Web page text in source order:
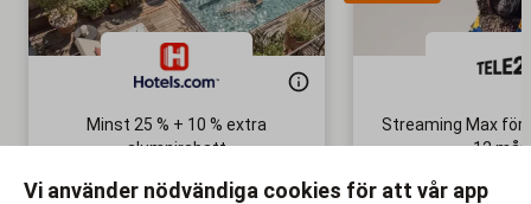
Minst 25 % + 10 % extra
alumnirabatt
Streaming Max för
12 mån
Ingen
Vi använder nödvändiga cookies för att vår app